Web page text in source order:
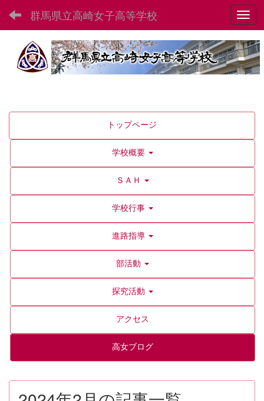
群馬県立高崎女子高等学校
トップページ
学校概要
ＳＡＨ
学校行事
進路指導
部活動
探究活動
アクセス
高女ブログ